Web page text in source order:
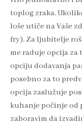
toplog zraka.
loše utiče na Vaše
fry). Za ljubitelje
me raduje opcija za
opciju dodavanja
posebno za to
opcija zaslužuje
kuhanje počinje od
zaboravim da